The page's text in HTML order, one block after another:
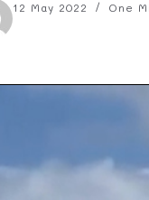
12 May 2022 One